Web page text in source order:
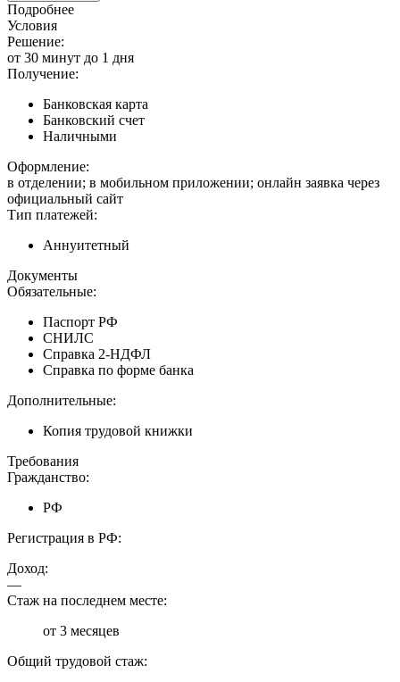
Подробнее
Условия
Решение:
от 30 минут до 1 дня
Получение:
Банковская карта
Банковский счет
Наличными
Оформление:
в отделении; в мобильном приложении; онлайн заявка через
официальный сайт
Тип платежей:
Аннуитетный
Документы
Обязательные:
Паспорт РФ
СНИЛС
Справка 2-НДФЛ
Справка по форме банка
Дополнительные:
Копия трудовой книжки
Требования
Гражданство:
РФ
Регистрация в РФ:
Доход:
—
Стаж на последнем месте:
от 3 месяцев
Общий трудовой стаж: